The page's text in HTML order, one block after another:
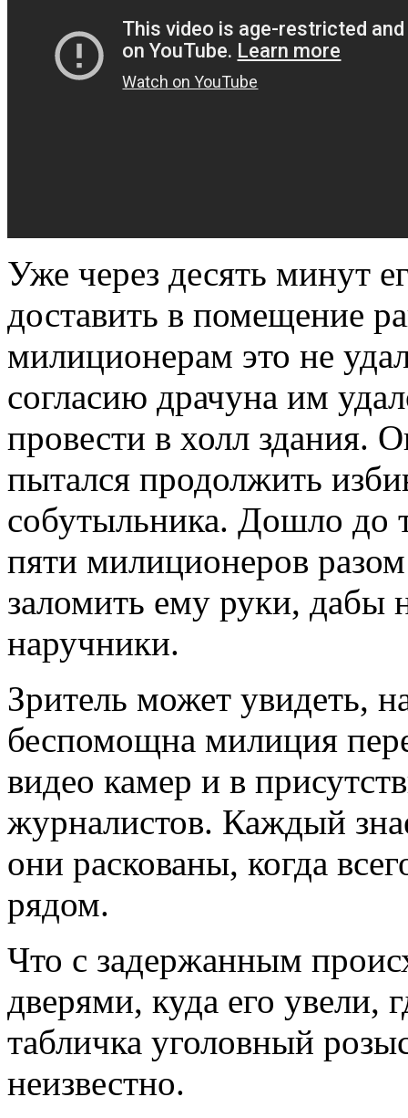
Уже через десять минут
доставить в помещение
милиционерам это не
согласию драчуна им
провести в холл здания.
пытался продолжить
собутыльника. Дошло до
пяти милиционеров
заломить ему руки, дабы
наручники.
Зритель может увидеть,
беспомощна милиция
видео камер и в
журналистов. Каждый
они раскованы, когда
рядом.
Что с задержанным
дверями, куда его увели,
табличка уголовный
неизвестно.